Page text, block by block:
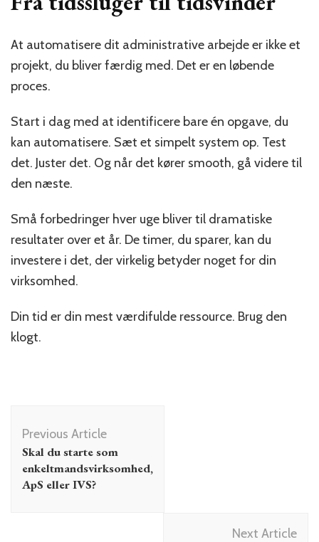
At automatisere dit administrative arbejde er ikke et
projekt, du bliver færdig med. Det er en løbende
proces.
Start i dag med at identificere bare én opgave, du
kan automatisere. Sæt et simpelt system op. Test
det. Juster det. Og når det kører smooth, gå videre til
den næste.
Små forbedringer hver uge bliver til dramatiske
resultater over et år. De timer, du sparer, kan du
investere i det, der virkelig betyder noget for din
virksomhed.
Din tid er din mest værdifulde ressource. Brug den
klogt.
Navigation
Previous Article
Skal du starte som
enkeltmandsvirksomhed,
ApS eller IVS?
Next Article